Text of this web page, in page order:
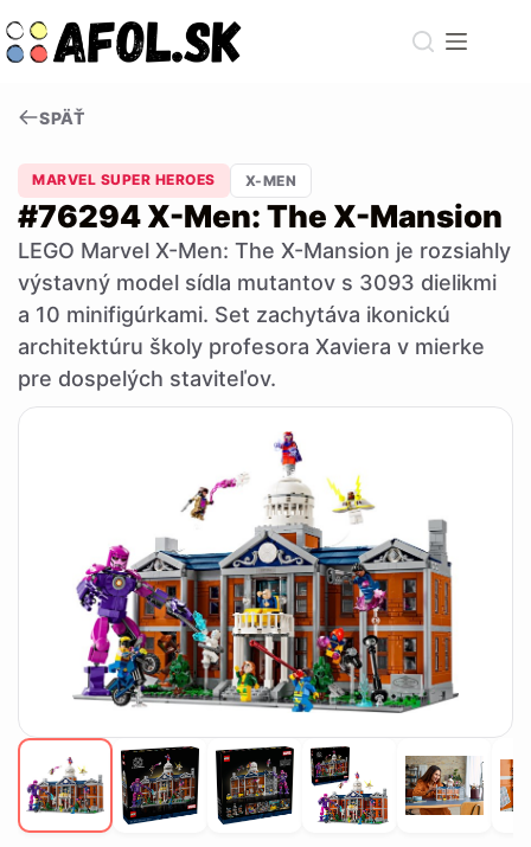
to
content
SPÄŤ
MARVEL SUPER HEROES X-MEN
#76294 X-Men: The X-Mansion
LEGO Marvel X-Men: The X-Mansion je rozsiahly
výstavný model sídla mutantov s 3093 dielikmi
a 10 minifigúrkami. Set zachytáva ikonickú
architektúru školy profesora Xaviera v mierke
pre dospelých staviteľov.